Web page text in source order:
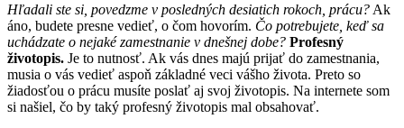
Hľadali ste si, povedzme v posledných desiatich rokoch, prácu? Ak
áno, budete presne vedieť, o čom hovorím. Čo potrebujete, keď sa
uchádzate o nejaké zamestnanie v dnešnej dobe? Profesný
životopis. Je to nutnosť. Ak vás dnes majú prijať do zamestnania,
musia o vás vedieť aspoň základné veci vášho života. Preto so
žiadosťou o prácu musíte poslať aj svoj životopis. Na internete som
si našiel, čo by taký profesný životopis mal obsahovať.